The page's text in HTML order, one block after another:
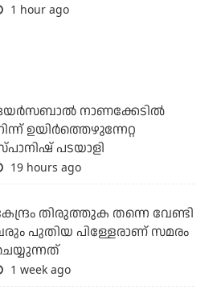
1 hour ago
നാണക്കേടിൽ
ഉയിർത്തെഴുന്നേറ്റ
പടയാളി
19 hours ago
തിരുത്തുക തന്നെ വേണ്ടി
പുതിയ പിള്ളേരാണ് സമരം
1 week ago